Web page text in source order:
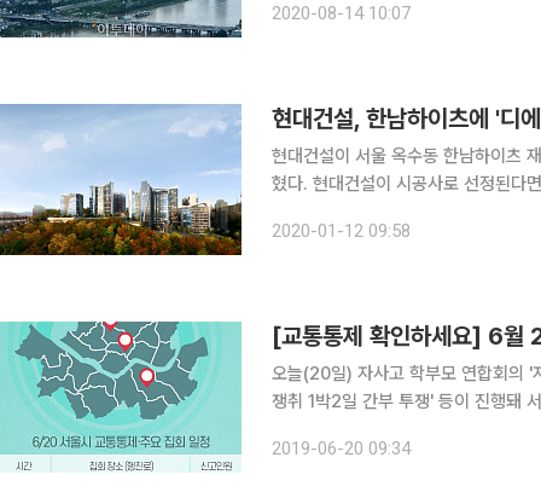
일 평형은 지난해 11월 71억 원에 팔
2020-08-14 10:07
현대건설, 한남하이츠에 '디
현대건설이 서울 옥수동 한남하이츠
혔다. 현대건설이 시공사로 선정된다
2020-01-12 09:58
[교통통제 확인하세요] 6월
오늘(20일) 자사고 학부모 연합회의 '
쟁취 1박2일 간부 투쟁' 등이 진행돼
2019-06-20 09:34